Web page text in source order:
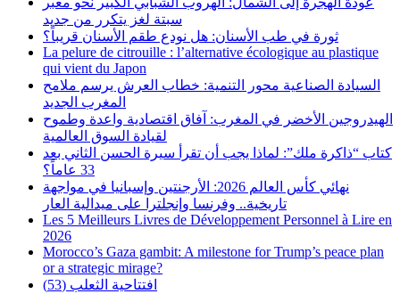
سبتة لغز يتكرر من جديد
ثورة في طب الأسنان: هل نودع طقم الأسنان قريباً؟
La pelure de citrouille : l’alternative écologique au plastique
qui vient du Japon
السيادة الصناعية محور التنمية: خطاب العرش يرسم ملامح
المغرب الجديد
الهيدروجين الأخضر في المغرب: آفاق اقتصادية واعدة وطموح
لقيادة السوق العالمية
كتاب “ذاكرة ملك”: لماذا يجب أن تقرأ سيرة الحسن الثاني بعد
33 عاماً؟
نهائي كأس العالم 2026: الأرجنتين وإسبانيا في مواجهة
تاريخية.. وفرنسا وإنجلترا على ميدالية العار
Les 5 Meilleurs Livres de Développement Personnel à Lire en
2026
Morocco’s Gaza gambit: A milestone for Trump’s peace plan
or a strategic mirage?
افتتاحية الثعلب (53)